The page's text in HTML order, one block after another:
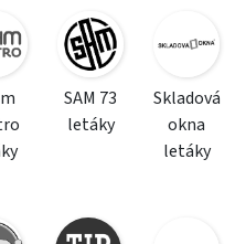
SAM 73
letáky
Skladová
okna
letáky